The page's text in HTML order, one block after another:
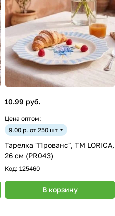
10.99 руб.
Цена оптом:
9.00 р. от 250 шт
Тарелка "Прованс", ТМ LORICA,
26 см (PR043)
Код: 125460
В корзину